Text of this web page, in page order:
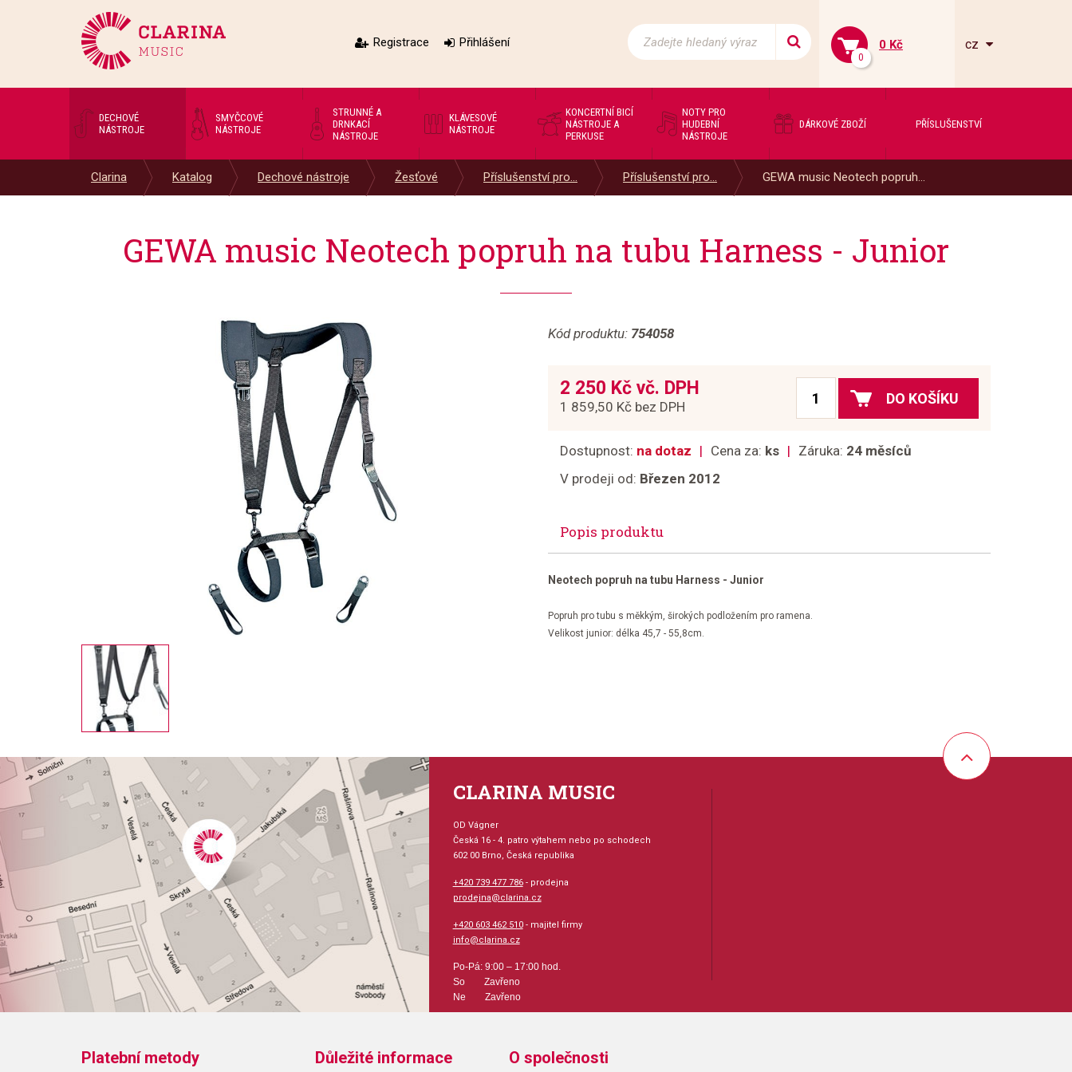
Registrace Přihlášení
0
0 Kč cz
DECHOVÉ
NÁSTROJE
SMYČCOVÉ
NÁSTROJE
STRUNNÉ A
DRNKACÍ
NÁSTROJE
KLÁVESOVÉ
NÁSTROJE
KONCERTNÍ BICÍ
NÁSTROJE A
PERKUSE
NOTY PRO
HUDEBNÍ
NÁSTROJE
DÁRKOVÉ ZBOŽÍ PŘÍSLUŠENSTVÍ
Clarina Katalog Dechové nástroje Žesťové Příslušenství pro... Příslušenství pro... GEWA music Neotech popruh...
GEWA music Neotech popruh na tubu Harness - Junior
Kód produktu: 754058
2 250 Kč vč. DPH
1 859,50 Kč bez DPH
DO KOŠÍKU
Dostupnost: na dotaz Cena za: ks Záruka: 24 měsíců
V prodeji od: Březen 2012
Popis produktu
Neotech popruh na tubu Harness - Junior
Popruh pro tubu s měkkým, širokých podložením pro ramena.
Velikost junior: délka 45,7 - 55,8cm.
CLARINA MUSIC
OD Vágner
Česká 16 - 4. patro výtahem nebo po schodech
602 00 Brno, Česká republika
+420 739 477 786- prodejna
prodejna@clarina.cz
+420 603 462 510- majitel firmy
info@clarina.cz
Po-Pá: 9:00 – 17:00 hod.
So Zavřeno
Ne Zavřeno
Platební metody Důležité informace O společnosti